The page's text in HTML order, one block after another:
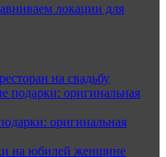
локации для
на свадьбу
подарки: оригинальная
оригинальная
на юбилей женщине